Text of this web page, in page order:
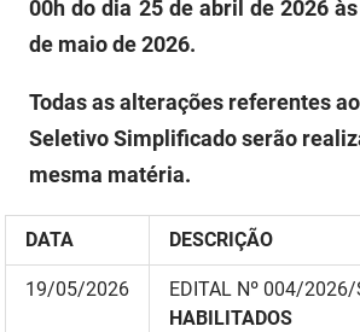
PBPREV
Projeto Cooperar
PROCASE
00h do dia 25 de abril de 2026
de maio de 2026.
Todas as alterações referentes
Seletivo Simplificado serão
mesma matéria.
DATA DESCRIÇÃO
19/05/2026 EDITAL Nº 004/2026/
HABILITADOS